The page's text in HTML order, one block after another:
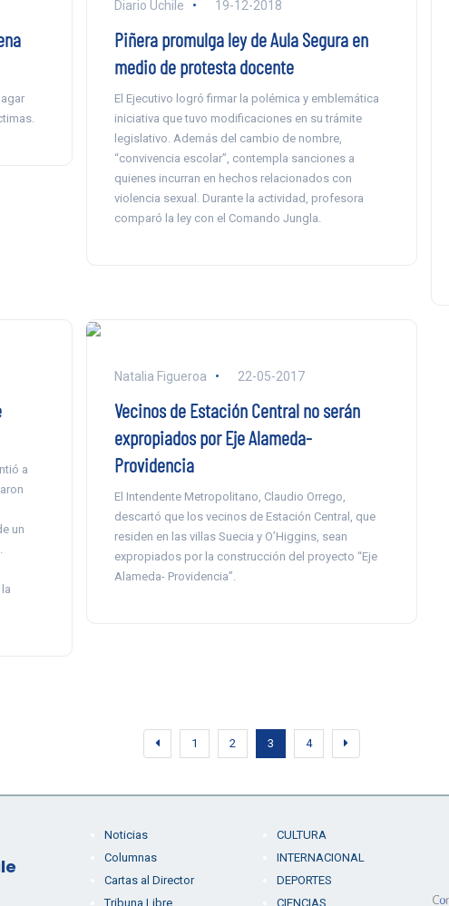
Diario Uchile 19-12-2018
Piñera promulga ley de Aula Segura en
medio de protesta docente
El Ejecutivo logró firmar la polémica y emblemática
iniciativa que tuvo modificaciones en su trámite
legislativo. Además del cambio de nombre,
“convivencia escolar”, contempla sanciones a
quienes incurran en hechos relacionados con
violencia sexual. Durante la actividad, profesora
comparó la ley con el Comando Jungla.
a
un
Natalia Figueroa 22-05-2017
Vecinos de Estación Central no serán
expropiados por Eje Alameda-
Providencia
El Intendente Metropolitano, Claudio Orrego,
descartó que los vecinos de Estación Central, que
residen en las villas Suecia y O’Higgins, sean
expropiados por la construcción del proyecto “Eje
Alameda- Providencia”.
1 2 3 4
Noticias
Columnas
Cartas al Director
Tribuna Libre
CULTURA
INTERNACIONAL
DEPORTES
CIENCIAS